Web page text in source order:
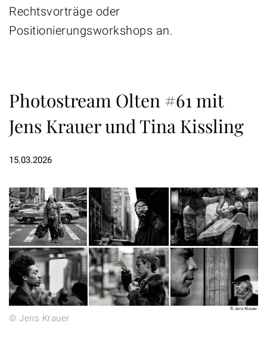
Rechtsvorträge oder
Positionierungsworkshops an.
Photostream Olten #61 mit
Jens Krauer und Tina Kissling
15.03.2026
© Jens Krauer